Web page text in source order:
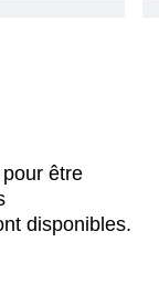
être
disponibles.